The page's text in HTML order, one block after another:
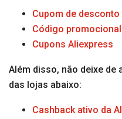
Cupom de desconto
Código promocional
Cupons Aliexpress
Além disso, não deixe de
das lojas abaixo:
Cashback ativo da